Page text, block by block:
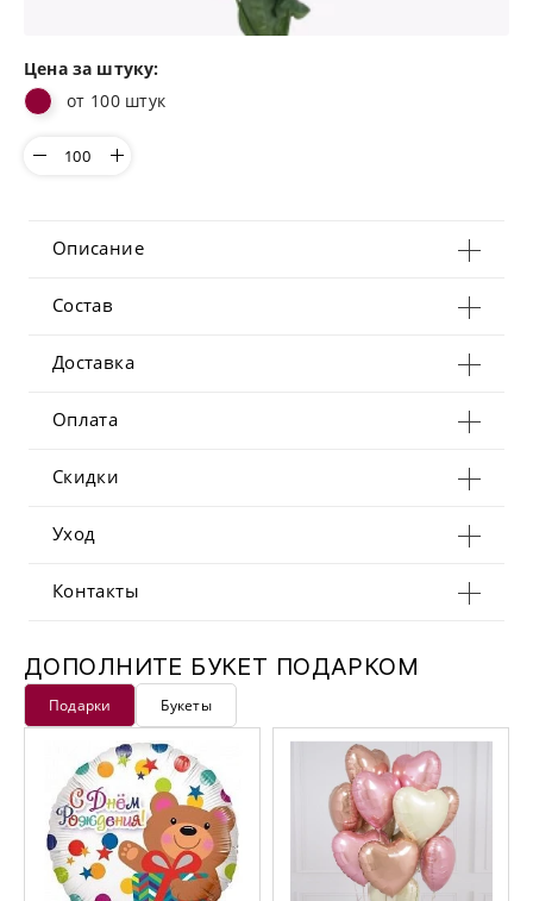
Цена за штуку:
от 100 штук
Описание
Состав
Доставка
Оплата
Скидки
Уход
Контакты
ДОПОЛНИТЕ БУКЕТ ПОДАРКОМ
Подарки Букеты